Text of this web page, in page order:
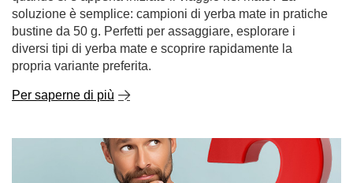
Primi passi con la yerba mate? Iniziate con campioni